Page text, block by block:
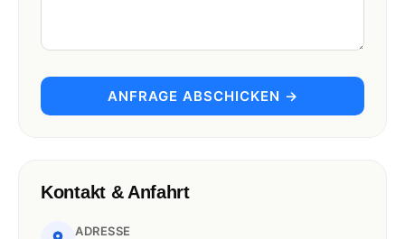
ANFRAGE ABSCHICKEN →
Kontakt & Anfahrt
ADRESSE